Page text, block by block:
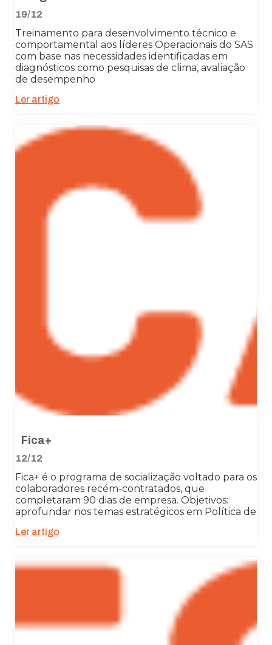
19/12
Treinamento para desenvolvimento técnico e
comportamental aos líderes Operacionais do SAS
com base nas necessidades identificadas em
diagnósticos como pesquisas de clima, avaliação
de desempenho
Ler artigo
Fica+
12/12
Fica+ é o programa de socialização voltado para os
colaboradores recém-contratados, que
completaram 90 dias de empresa. Objetivos:
aprofundar nos temas estratégicos em Política de
Ler artigo
do site.
Marketing
conteúdo e
ofertas
personalizadas.